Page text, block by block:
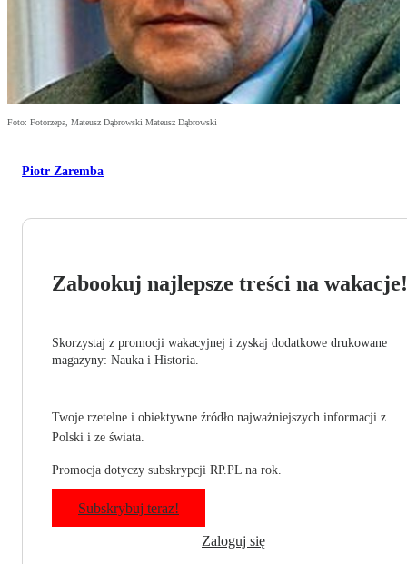
Foto: Fotorzepa, Mateusz Dąbrowski Mateusz Dąbrowski
Piotr Zaremba
Zabookuj najlepsze treści na wakacje!
Skorzystaj z promocji wakacyjnej i zyskaj dodatkowe drukowane
magazyny: Nauka i Historia.
Twoje rzetelne i obiektywne źródło najważniejszych informacji z
Polski i ze świata.
Promocja dotyczy subskrypcji RP.PL na rok.
Subskrybuj teraz!
Zaloguj się